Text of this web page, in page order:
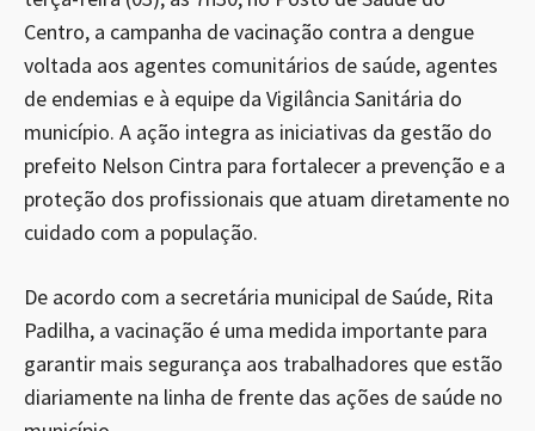
Centro, a campanha de vacinação contra a dengue
voltada aos agentes comunitários de saúde, agentes
de endemias e à equipe da Vigilância Sanitária do
município. A ação integra as iniciativas da gestão do
prefeito Nelson Cintra para fortalecer a prevenção e a
proteção dos profissionais que atuam diretamente no
cuidado com a população.
De acordo com a secretária municipal de Saúde, Rita
Padilha, a vacinação é uma medida importante para
garantir mais segurança aos trabalhadores que estão
diariamente na linha de frente das ações de saúde no